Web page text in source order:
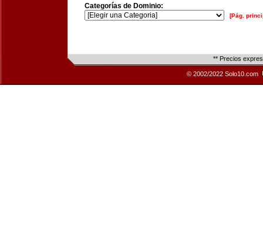
Categorías de Dominio:
[Pág.
** Precios
© 2002/2022 Solo10.com